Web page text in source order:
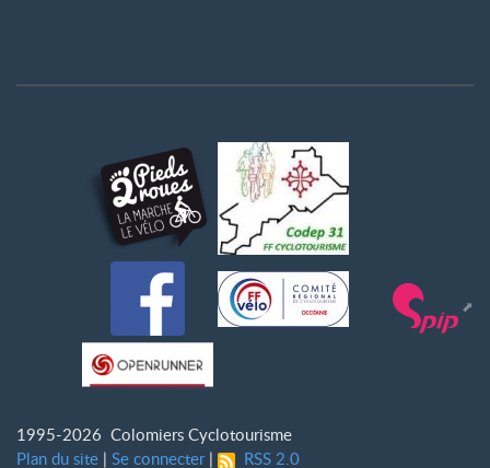
1995-2026 Colomiers Cyclotourisme
Plan du site | Se connecter| RSS 2.0